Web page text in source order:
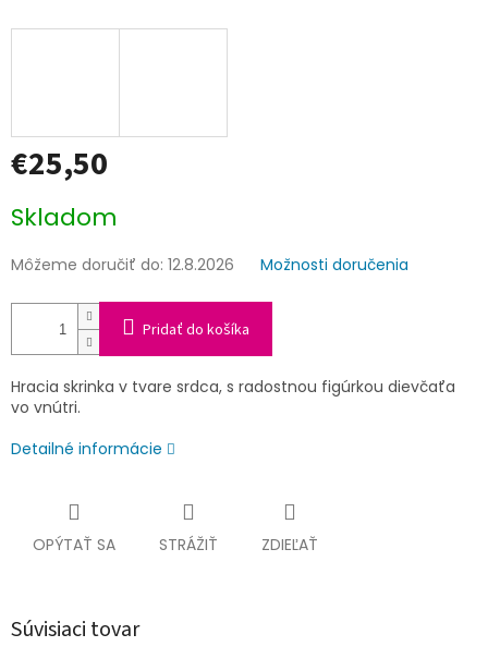
€25,50
cena:
Skladom
Môžeme doručiť do: 12.8.2026 Možnosti doručenia
Pridať do košíka
Hracia skrinka v tvare srdca, s radostnou figúrkou dievčaťa
vo vnútri.
Detailné informácie
OPÝTAŤ SA STRÁŽIŤ ZDIEĽAŤ
Súvisiaci tovar